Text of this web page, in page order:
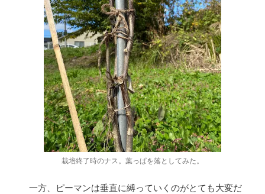
栽培終了時のナス。葉っぱを落としてみた。
一方、ピーマンは垂直に縛っていくのがとても大変だ